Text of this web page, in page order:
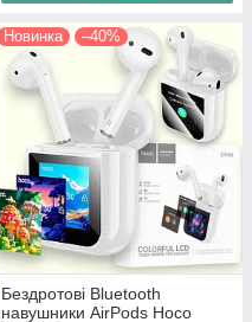
Новинка –40%
Бездротові Bluetooth
навушники AirPods Hoco